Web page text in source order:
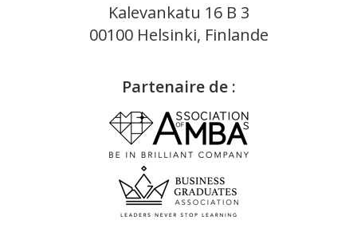
Kalevankatu 16 B 3
00100 Helsinki, Finlande
Partenaire de :